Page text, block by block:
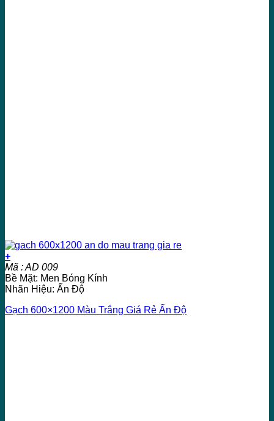
+
Mã : AD 009
Bề Mặt: Men Bóng Kính
Nhãn Hiệu: Ấn Độ
Gạch 600×1200 Màu Trắng Giá Rẻ Ấn Độ